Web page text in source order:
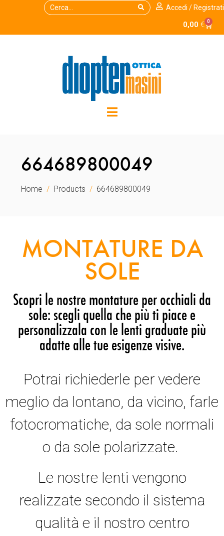
Accedi / Registrati
0,00 € 0
664689800049
Home Products 664689800049
MONTATURE DA
SOLE
Scopri le nostre montature per occhiali da
sole: scegli quella che più ti piace e
personalizzala con le lenti graduate più
adatte alle tue esigenze visive.
Potrai richiederle per vedere
meglio da lontano, da vicino, farle
fotocromatiche, da sole normali
o da sole polarizzate.
Le nostre lenti vengono
realizzate secondo il sistema
qualità e il nostro centro